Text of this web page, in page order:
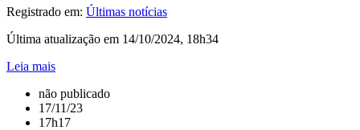
Registrado em: Últimas notícias
Última atualização em 14/10/2024, 18h34
Leia mais
não publicado
17/11/23
17h17